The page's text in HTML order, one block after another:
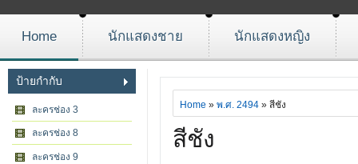
Home นักแสดงชาย นักแสดงหญิง
ป้ายกำกับ
ละครช่อง 3
ละครช่อง 8
ละครช่อง 9
Home » พ.ศ. 2494 » สีชัง
สีชัง